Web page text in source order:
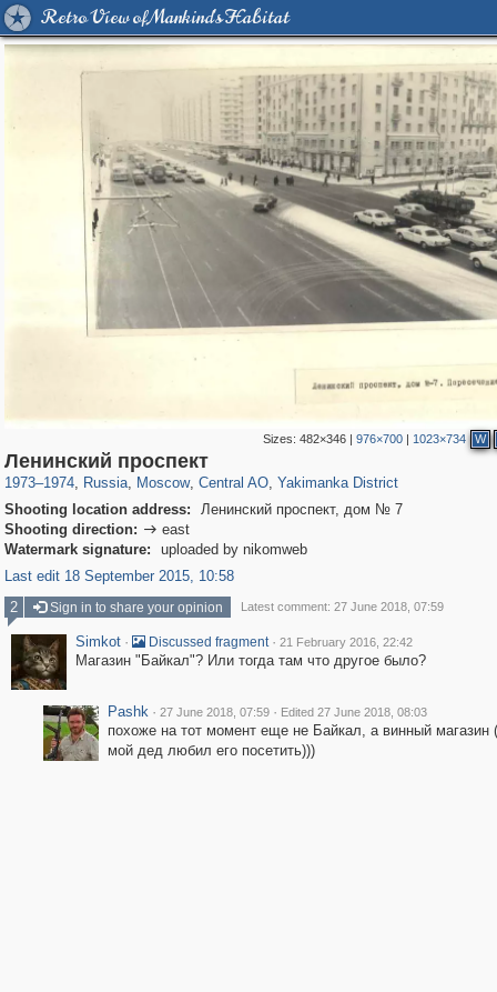
Retro View of Mankind's Habitat
Sizes: 482×346| 976×700| 1023×734 W
Ленинский проспект
1973–1974, Russia
1,406,672 29,243
, Moscow
319,864 8,286
, Central AO
160,010
, Yakimanka District
Shooting location address:
Ленинский проспект, дом № 7
Shooting direction:  east
Watermark signature:
uploaded by nikomweb
Last edit 18 September 2015, 10:58
2
Sign in to share your opinion Latest comment: 27 June 2018, 07:59
Simkot · Discussed fragment · 21 February 2016, 22:42
Магазин "Байкал"? Или тогда там что другое было?
Pashk · 27 June 2018, 07:59 · Edited 27 June 2018, 08:03
похоже на тот момент еще не Байкал, а винный магазин
мой дед любил его посетить)))